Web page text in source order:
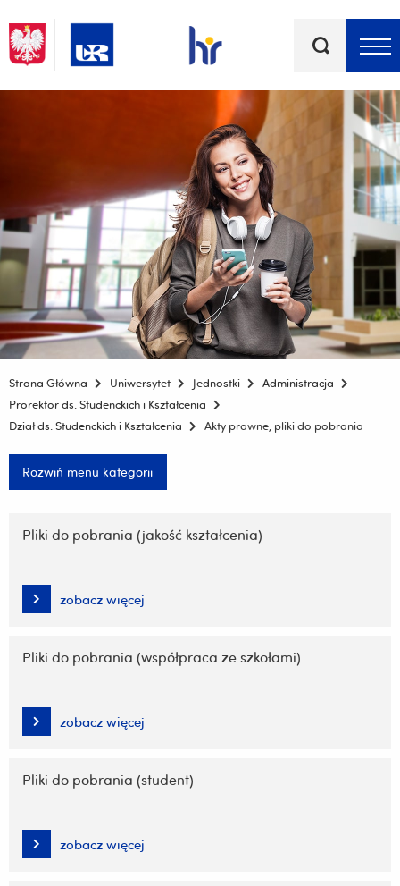
kluczowe
Strona Główna Uniwersytet Jednostki
Administracja
Prorektor ds. Studenckich i Kształcenia
Dział ds. Studenckich i Kształcenia
Akty prawne, pliki do pobrania
Rozwiń menu kategorii
nawigację
treści
Pliki do pobrania (jakość kształcenia)
zobacz więcej
Pliki do pobrania (współpraca ze szkołami)
zobacz więcej
Pliki do pobrania (student)
zobacz więcej